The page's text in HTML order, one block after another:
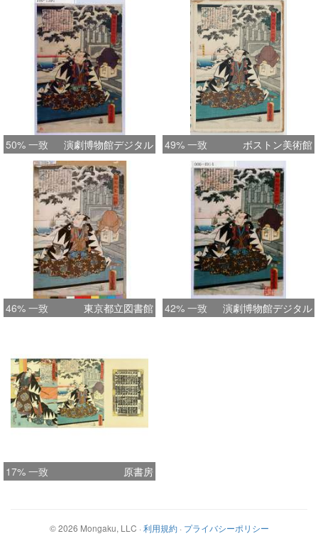
50% 一致 演劇博物館デジタル 49% 一致 ボストン美術館
46% 一致 東京都立図書館 42% 一致 演劇博物館デジタル
17% 一致 原書房
©2026 Mongaku, LLC · 利用規約 · プライバシーポリシー